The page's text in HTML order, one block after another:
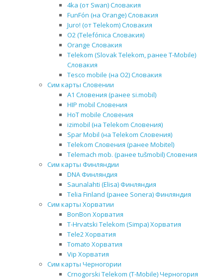
4ka (от Swan) Словакия
FunFón (на Orange) Словакия
Juro! (от Telekom) Словакия
O2 (Telefónica Словакия)
Orange Словакия
Telekom (Slovak Telekom, ранее T-Mobile)
Словакия
Tesco mobile (на O2) Словакия
Сим карты Словении
A1 Словения (ранее si.mobil)
HIP mobil Словения
HoT mobile Словения
izimobil (на Telekom Словения)
Spar Mobil (на Telekom Словения)
Telekom Словения (ранее Mobitel)
Telemach mob. (ранее tušmobil) Словения
Сим карты Финляндии
DNA Финляндия
Saunalahti (Elisa) Финляндия
Telia Finland (ранее Sonera) Финляндия
Сим карты Хорватии
BonBon Хорватия
T-Hrvatski Telekom (Simpa) Хорватия
Tele2 Хорватия
Tomato Хорватия
Vip Хорватия
Сим карты Черногории
Crnogorski Telekom (T-Mobile) Черногория